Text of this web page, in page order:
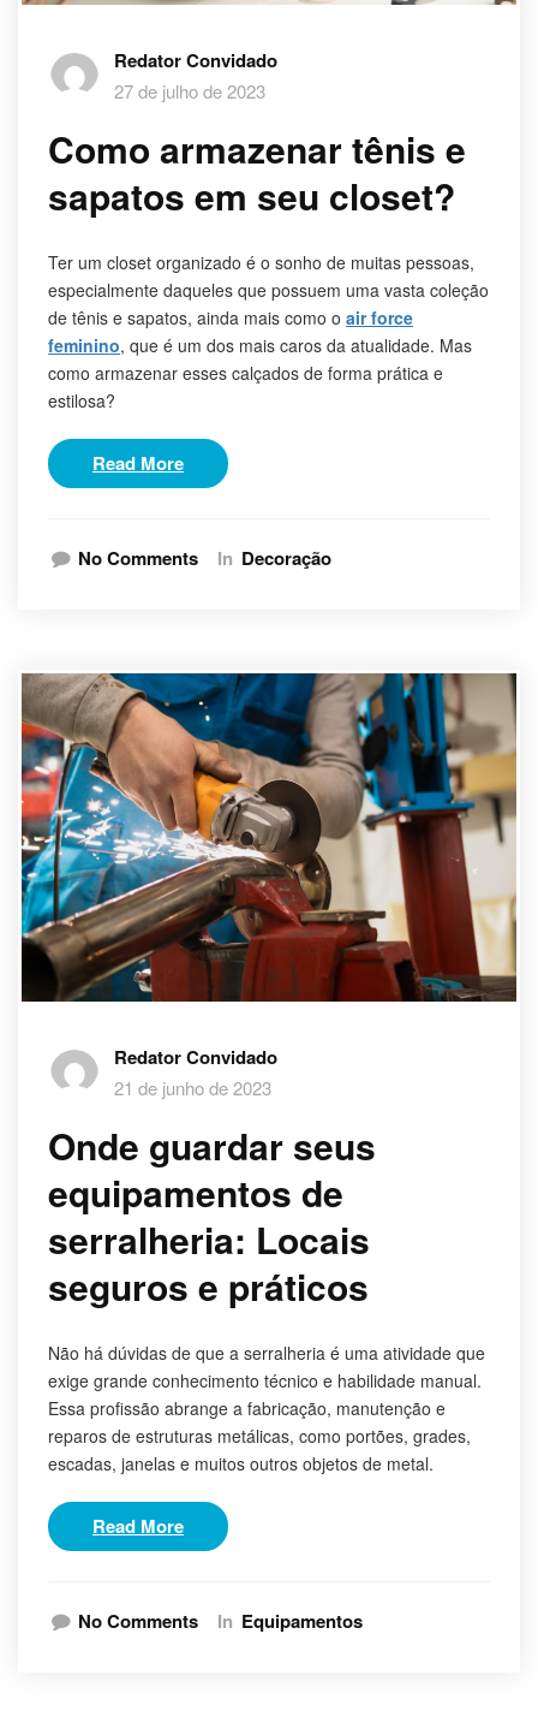
Redator Convidado
27 de julho de 2023
Como armazenar tênis e
sapatos em seu closet?
Ter um closet organizado é o sonho de muitas pessoas,
especialmente daqueles que possuem uma vasta coleção
de tênis e sapatos, ainda mais como o air force
feminino, que é um dos mais caros da atualidade. Mas
como armazenar esses calçados de forma prática e
estilosa?
Read More
No Comments In Decoração
Redator Convidado
21 de junho de 2023
Onde guardar seus
equipamentos de
serralheria: Locais
seguros e práticos
Não há dúvidas de que a serralheria é uma atividade que
exige grande conhecimento técnico e habilidade manual.
Essa profissão abrange a fabricação, manutenção e
reparos de estruturas metálicas, como portões, grades,
escadas, janelas e muitos outros objetos de metal.
Read More
No Comments In Equipamentos